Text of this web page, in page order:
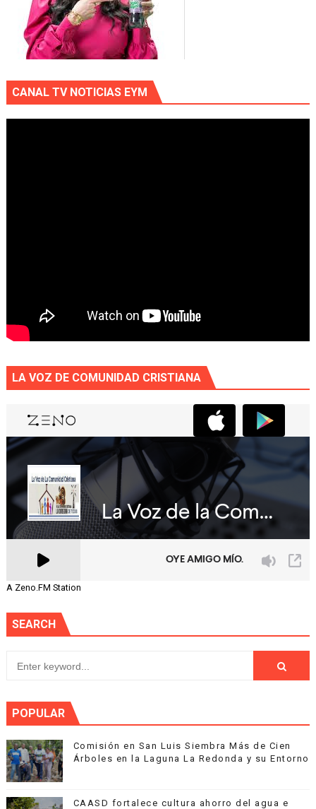
CANAL TV NOTICIAS EYM
LA VOZ DE COMUNIDAD CRISTIANA
A Zeno.FM Station
SEARCH
POPULAR
Comisión en San Luis Siembra Más de Cien
Árboles en la Laguna La Redonda y su Entorno
CAASD fortalece cultura ahorro del agua e